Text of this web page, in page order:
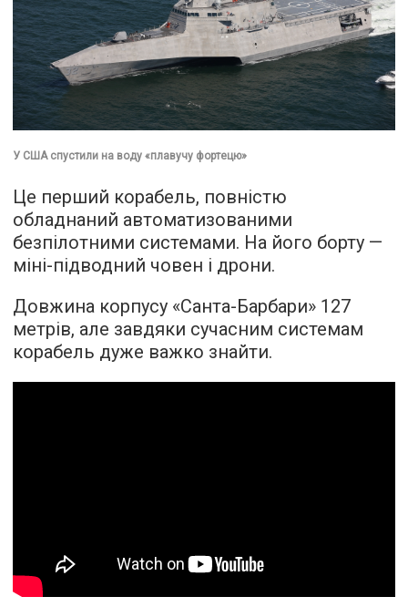
У США спустили на воду «плавучу фортецю»
Це перший корабель, повністю
обладнаний автоматизованими
безпілотними системами. На його борту —
міні-підводний човен і дрони.
Довжина корпусу «Санта-Барбари» 127
метрів, але завдяки сучасним системам
корабель дуже важко знайти.